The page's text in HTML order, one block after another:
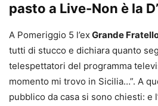
pasto a Live-Non è la
A Pomeriggio 5 l’exGrande
tutti di stucco e dichiara quanto
telespettatori del programma
momento mi trovo in Sicilia…”. A
pubblico da casa si sono chiesti: e